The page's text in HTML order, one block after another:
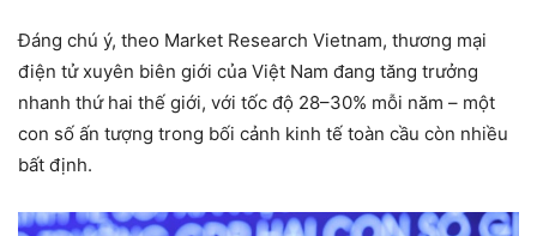
Đáng chú ý, theo Market Research Vietnam, thương mại
điện tử xuyên biên giới của Việt Nam đang tăng trưởng
nhanh thứ hai thế giới, với tốc độ 28–30% mỗi năm – một
con số ấn tượng trong bối cảnh kinh tế toàn cầu còn nhiều
bất định.